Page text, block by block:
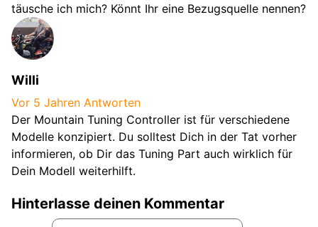
täusche ich mich? Könnt Ihr eine Bezugsquelle nennen?
Willi
Vor 5 Jahren Antworten
Der Mountain Tuning Controller ist für verschiedene
Modelle konzipiert. Du solltest Dich in der Tat vorher
informieren, ob Dir das Tuning Part auch wirklich für
Dein Modell weiterhilft.
Hinterlasse deinen Kommentar